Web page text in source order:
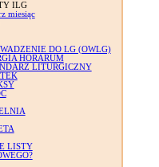
ILG
miesiąc
DO LG (OWLG)
HORARUM
LITURGICZNY
LISTY